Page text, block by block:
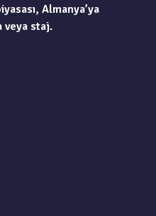
Almanya’ya
veya staj.